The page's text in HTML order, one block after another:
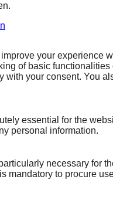
your experience
of basic
with your consent. You
essential for the
personal information.
necessary for
mandatory to procure